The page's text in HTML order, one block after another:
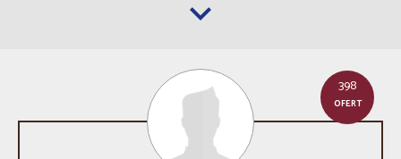
398
OFERT